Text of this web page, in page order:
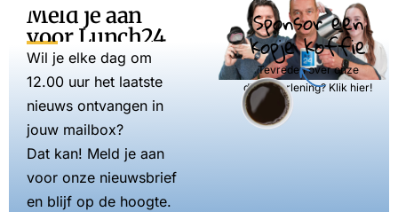
Meld je aan
voor Lunch24
Wil je elke dag om
12.00 uur het laatste
nieuws ontvangen in
jouw mailbox?
Dat kan! Meld je aan
voor onze nieuwsbrief
en blijf op de hoogte.
Sponsor een
kopje koffie
Tevreden over onze
dienstverlening? Klik hier!